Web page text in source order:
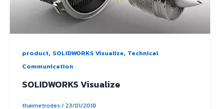
product, SOLIDWORKS Visualize, Technical
Communication
SOLIDWORKS Visualize
thaimetrodes/ 23/01/2018